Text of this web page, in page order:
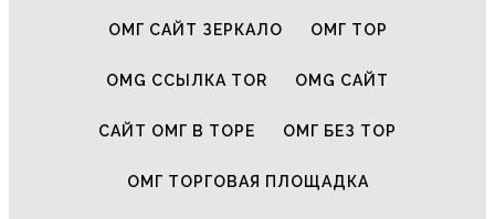
ОМГ САЙТ ЗЕРКАЛО ОМГ ТОР
OMG ССЫЛКА TOR OMG САЙТ
САЙТ ОМГ В ТОРЕ ОМГ БЕЗ ТОР
ОМГ ТОРГОВАЯ ПЛОЩАДКА